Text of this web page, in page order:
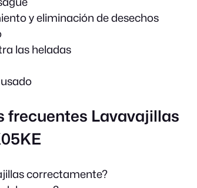
y eliminación de desechos
las heladas
frecuentes Lavavajillas
correctamente?